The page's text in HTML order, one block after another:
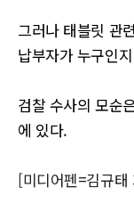
그러나 태블릿 관
납부자가 누구인
검찰 수사의 모순
에 있다.
[미디어펜=김규태